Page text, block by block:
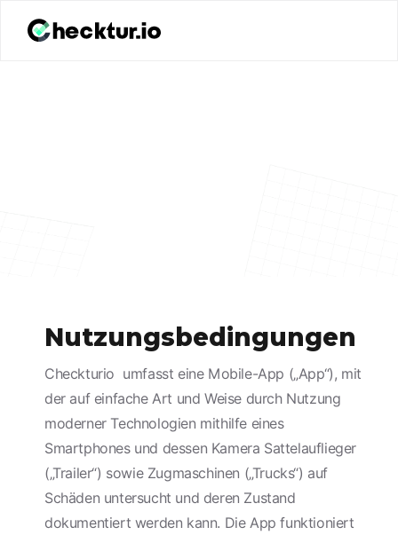
Nutzungsbedingungen
Checkturio umfasst eine Mobile-App („App“), mit
der auf einfache Art und Weise durch Nutzung
moderner Technologien mithilfe eines
Smartphones und dessen Kamera Sattelauflieger
(„Trailer“) sowie Zugmaschinen („Trucks“) auf
Schäden untersucht und deren Zustand
dokumentiert werden kann. Die App funktioniert